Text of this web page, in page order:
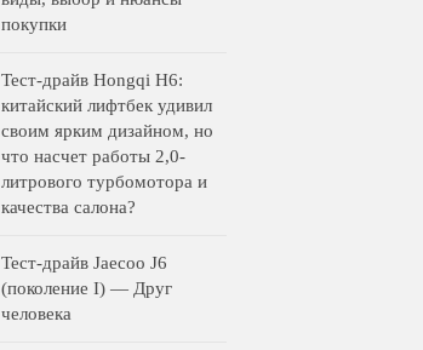
покупки
Тест-драйв Hongqi H6:
китайский лифтбек удивил
своим ярким дизайном, но
что насчет работы 2,0-
литрового турбомотора и
качества салона?
Тест-драйв Jaecoo J6
(поколение I) — Друг
человека